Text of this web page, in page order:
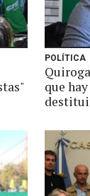
POLÍTICA
que